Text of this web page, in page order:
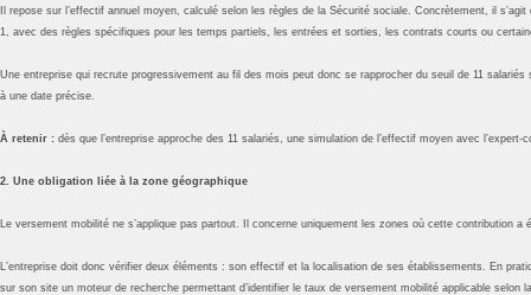
Il repose sur l’effectif annuel moyen, calculé selon les règles de la Sécurité sociale. Concrètement, il
1, avec des règles spécifiques pour les temps partiels, les entrées et sorties, les contrats courts ou
Une entreprise qui recrute progressivement au fil des mois peut donc se rapprocher du seuil de 11
à une date précise.
À retenir : dès que l’entreprise approche des 11 salariés, une simulation de l’effectif moyen avec
2. Une obligation liée à la zone géographique
Le versement mobilité ne s’applique pas partout. Il concerne uniquement les zones où cette contribution a
L’entreprise doit donc vérifier deux éléments : son effectif et la localisation de ses établissements. En
sur son site un moteur de recherche permettant d’identifier le taux de versement mobilité applicable selon